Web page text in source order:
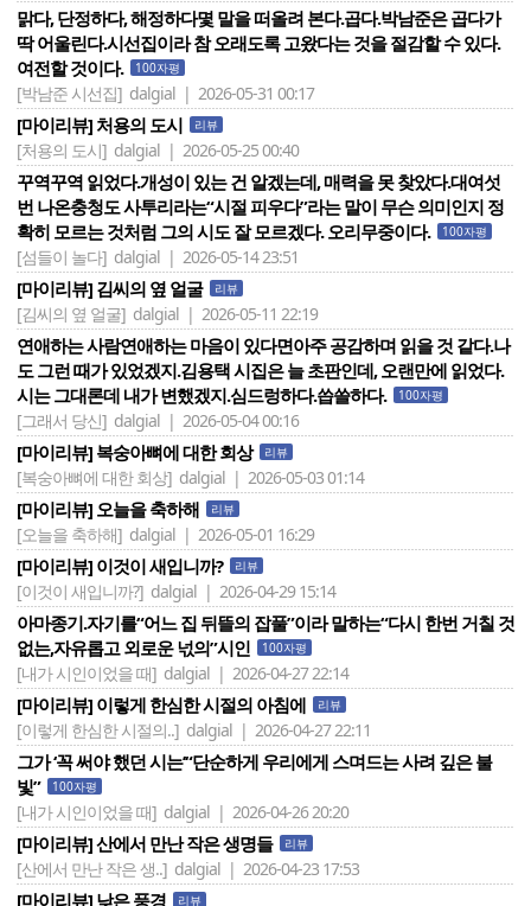
맑다, 단정하다, 해정하다몇 말을 떠올려 본다.곱다.박남준은 곱다가
딱 어울린다.시선집이라 참 오래도록 고왔다는 것을 절감할 수 있다.
여전할 것이다.
100자평
[박남준 시선집] dalgial | 2026-05-31 00:17
[마이리뷰] 처용의 도시 리뷰
[처용의 도시] dalgial | 2026-05-25 00:40
꾸역꾸역 읽었다.개성이 있는 건 알겠는데, 매력을 못 찾았다.대여섯
번 나온충청도 사투리라는“시절 피우다”라는 말이 무슨 의미인지 정
확히 모르는 것처럼 그의 시도 잘 모르겠다. 오리무중이다.
100자평
[섬들이 놀다] dalgial | 2026-05-14 23:51
[마이리뷰] 김씨의 옆 얼굴 리뷰
[김씨의 옆 얼굴] dalgial | 2026-05-11 22:19
연애하는 사람연애하는 마음이 있다면아주 공감하며 읽을 것 같다.나
도 그런 때가 있었겠지.김용택 시집은 늘 초판인데, 오랜만에 읽었다.
시는 그대론데 내가 변했겠지.심드렁하다.씁쓸하다.
100자평
[그래서 당신] dalgial | 2026-05-04 00:16
[마이리뷰] 복숭아뼈에 대한 회상 리뷰
[복숭아뼈에 대한 회상] dalgial | 2026-05-03 01:14
[마이리뷰] 오늘을 축하해 리뷰
[오늘을 축하해] dalgial | 2026-05-01 16:29
[마이리뷰] 이것이 새입니까? 리뷰
[이것이 새입니까?] dalgial | 2026-04-29 15:14
아마종기.자기를“어느 집 뒤뜰의 잡풀”이라 말하는“다시 한번 거칠 것
없는,자유롭고 외로운 넋의”시인
100자평
[내가 시인이었을 때] dalgial | 2026-04-27 22:14
[마이리뷰] 이렇게 한심한 시절의 아침에 리뷰
[이렇게 한심한 시절의..] dalgial | 2026-04-27 22:11
그가 ‘꼭 써야 했던 시는’“단순하게 우리에게 스며드는 사려 깊은 불
빛”
100자평
[내가 시인이었을 때] dalgial | 2026-04-26 20:20
[마이리뷰] 산에서 만난 작은 생명들 리뷰
[산에서 만난 작은 생..] dalgial | 2026-04-23 17:53
[마이리뷰] 낮은 풍경 리뷰